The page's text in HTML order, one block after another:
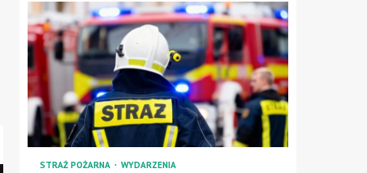
STRAŻ POŻARNA WYDARZENIA